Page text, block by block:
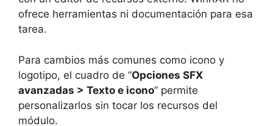
ofrece herramientas ni documentación para esa
tarea.
Para cambios más comunes como icono y
logotipo, el cuadro de “Opciones SFX
avanzadas > Texto e icono” permite
personalizarlos sin tocar los recursos del
módulo.